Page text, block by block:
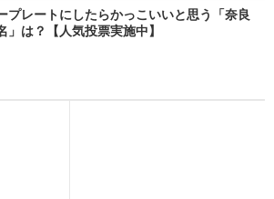
プレートにしたらかっこいいと思う「奈良
」は？【人気投票実施中】